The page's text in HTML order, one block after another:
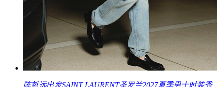
陈哲远出发SAINT LAURENT圣罗兰2027夏季男士时装秀